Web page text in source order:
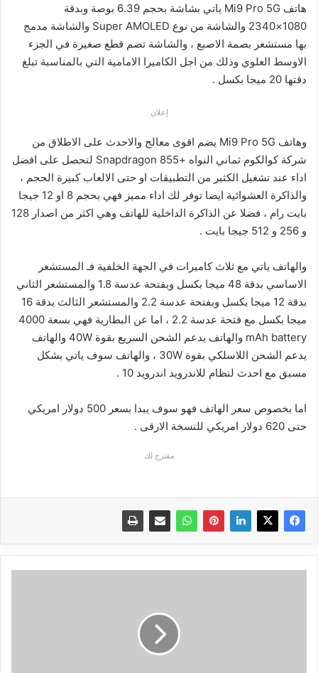
هاتف Mi9 Pro 5G ياتي بشاشة بحجم 6.39 بوصة وبدقة
1080×2340 والشاشة من نوع Super AMOLED والشاشة مدمج
بها مستشعر بصمة الاصبع ، والشاشة تضم قطع صغيرة في الجزء
الاوسط العلوي وذلك من اجل الكاميرا الامامية التي بالمناسبة تبلغ
دقتها 20 ميجا بكسل .
إعلان
وهاتف Mi9 Pro 5G يضم اقوى معالج والاحدث على الاطلاق من
شركة كوالكوم ثماني النواه +Snapdragon 855 لتحصل على افضل
اداء عند تشغيل الكثير من التطبيقات او حتى الالعاب كبيرة الحجم ،
والذاكرة العشوائية ايضا توفر لك اداء مميز فهي بحجم 8 او 12 جيجا
بايت رام ، فضلا عن الذاكرة الداخلية للهاتف وهي اكثر من اصدار 128
و 256 و 512 جيجا بايت .
والهاتف ياتي مع ثلاث كاميرات في الجهة الخلفية فـ المستشعر
الاساسي بدقة 48 ميجا بكسل وبفتحة عدسة 1.8 والمستشعر الثاني
بدقة 12 ميجا بكسل وبفتحة عدسة 2.2 والمستشعر الثالث بدقة 16
ميجا بكسل مع فتحة عدسة 2.2 ، اما عن البطارية فهي بسعة 4000
mAh battery والهاتف يدعم الشحن السريع بقوة 40W والهاتف
يدعم الشحن اللاسلكي بقوة 30W ، والهاتف سوف ياتي بشكل
مسبق مع احدث لنظام للاندرويد اندرويد 10 .
اما بخصوص سعر الهاتف فهو سوف يبدا بسعر 500 دولار امريكي
حتى 620 دولار امريكي للنسخة الارقى .
مقترح لك